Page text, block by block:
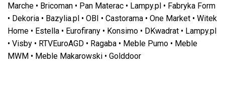
Marche • Bricoman • Pan Materac • Lampy.pl • Fabryka Form
• Dekoria • Bazylia.pl • OBI • Castorama • One Market • Witek
Home • Estella • Eurofirany • Konsimo • DKwadrat • Lampy.pl
• Visby • RTVEuroAGD • Ragaba • Meble Pumo • Meble
MWM • Meble Makarowski • Golddoor